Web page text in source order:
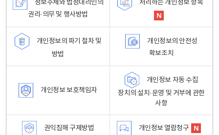
정보주체와 법정대리인의
권리·의무 및 행사방법
처리하는 개인정보 항목
개인정보의 파기 절차 및
방법
개인정보의 안전성
확보조치
개인정보 보호책임자
개인정보 자동 수집
장치의 설치·운영 및 거부에 관한
사항
권익침해 구제방법 개인정보 열람청구